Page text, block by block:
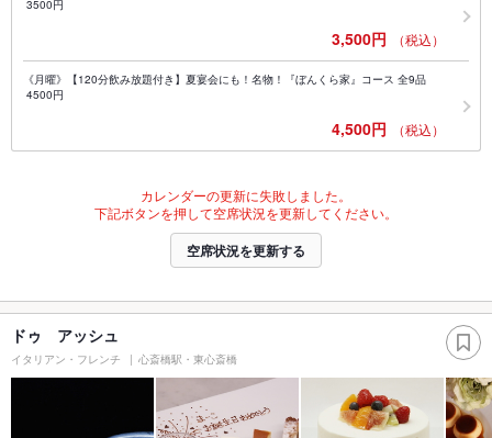
3500円
3,500円 （税込）
《月曜》【120分飲み放題付き】夏宴会にも！名物！『ぼんくら家』コース 全9品
4500円
4,500円 （税込）
カレンダーの更新に失敗しました。
下記ボタンを押して空席状況を更新してください。
空席状況を更新する
ドゥ アッシュ
イタリアン・フレンチ 心斎橋駅・東心斎橋